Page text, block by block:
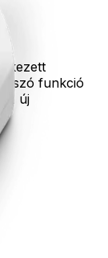
funkció
új